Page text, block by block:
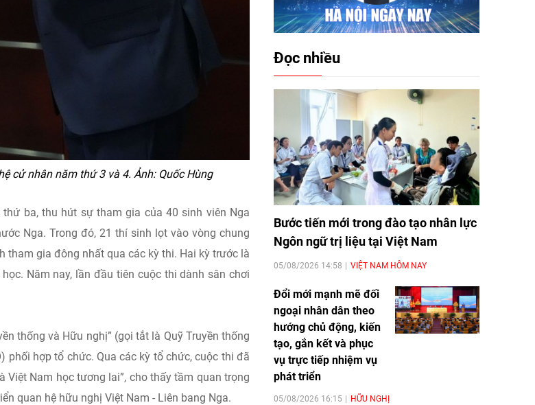
cử nhân năm thứ 3 và 4. Ảnh: Quốc Hùng
ba, thu hút sự tham gia của 40 sinh viên Nga
Nga. Trong đó, 21 thí sinh lọt vào vòng chung
tham gia đông nhất qua các kỳ thi. Hai kỳ trước là
Năm nay, lần đầu tiên cuộc thi dành sân chơi
thống và Hữu nghị” (gọi tắt là Quỹ Truyền thống
phối hợp tổ chức. Qua các kỳ tổ chức, cuộc thi đã
Nam học tương lai”, cho thấy tầm quan trọng
quan hệ hữu nghị Việt Nam - Liên bang Nga.
Đọc nhiều
Bước tiến mới trong đào tạo nhân lực
Ngôn ngữ trị liệu tại Việt Nam
05/08/2026 14:58 VIỆT NAM HÔM NAY
Đổi mới mạnh mẽ đối
ngoại nhân dân theo
hướng chủ động, kiến
tạo, gắn kết và phục
vụ trực tiếp nhiệm vụ
phát triển
05/08/2026 16:15 HỮU NGHỊ